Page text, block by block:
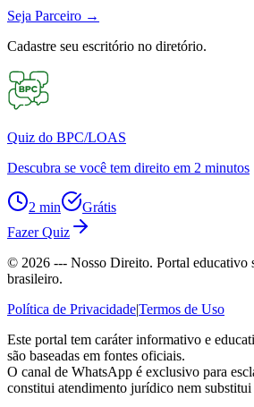
Seja Parceiro →
Cadastre seu escritório no diretório.
Quiz do BPC/LOAS
Descubra se você tem direito em 2 minutos
2 min
Grátis
Fazer Quiz
© 2026 --- Nosso Direito. Portal educativo
brasileiro.
Política de Privacidade|Termos de Uso
Este portal tem caráter informativo e
são baseadas em fontes oficiais.
O canal de WhatsApp é exclusivo para
constitui atendimento jurídico nem